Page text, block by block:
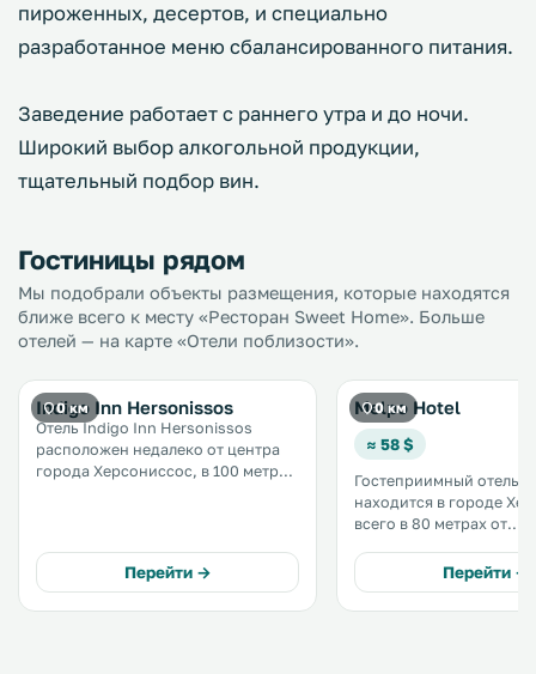
пироженных, десертов, и специально
разработанное меню сбалансированного питания.
Заведение работает с раннего утра и до ночи.
Широкий выбор алкогольной продукции,
тщательный подбор вин.
Гостиницы рядом
Мы подобрали объекты размещения, которые находятся
ближе всего к месту «Ресторан Sweet Home». Больше
отелей — на карте «Отели поблизости».
0 км
Indigo Inn Hersonissos
Отель Indigo Inn Hersonissos
расположен недалеко от центра
города Херсониссос, в 100 метрах
зонтиками. На территории отеля
предоставляет бесплатный Wi-Fi. .
Перейти →
0 км
Melpo Hotel
≈ 58 $
Гостеприимный отель
находится в городе
всего в 80 метрах от
в 200 метрах от центра
Перейти →